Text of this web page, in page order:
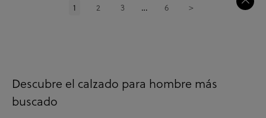
1 2 3 … 6 >
Descubre el calzado para hombre más
buscado